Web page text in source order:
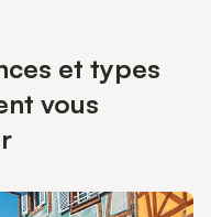
et types
vous